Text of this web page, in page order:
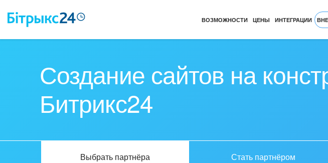
ВОЗМОЖНОСТИ ЦЕНЫ ИНТЕГРАЦИИ
Создание сайтов на
Битрикс24
Выбрать партнёра Стать партнёром